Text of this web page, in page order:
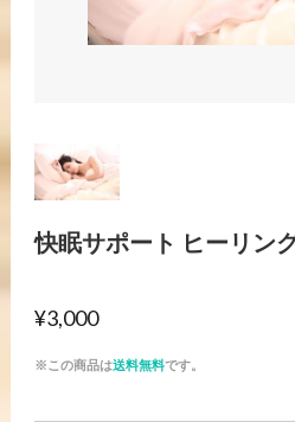
快眠サポート ヒーリン
¥3,000
※この商品は送料無料です。